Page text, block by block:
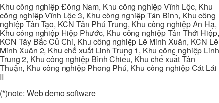
Khu công nghiệp Đông Nam, Khu công nghiệp Vĩnh Lộc, Khu
công nghiệp Vĩnh Lộc 3, Khu công nghiệp Tân Bình, Khu công
nghiệp Tân Tạo, KCN Tân Phú Trung, Khu công nghiệp An Hạ,
Khu công nghiệp Hiệp Phước, Khu công nghiệp Tân Thới Hiệp,
KCN Tây Bắc Củ Chi, Khu công nghiệp Lê Minh Xuân, KCN Lê
Minh Xuân 2, Khu chế xuất Linh Trung 1, Khu công nghiệp Linh
Trung 2, Khu công nghiệp Bình Chiểu, Khu chế xuất Tân
Thuận, Khu công nghiệp Phong Phú, Khu công nghiệp Cát Lái
II
(*)note: Web demo software